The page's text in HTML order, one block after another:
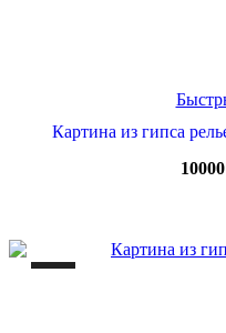
Картина из гипса
10000